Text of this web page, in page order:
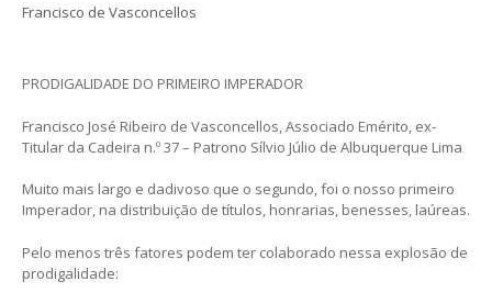
Francisco de Vasconcellos
PRODIGALIDADE DO PRIMEIRO IMPERADOR
Francisco José Ribeiro de Vasconcellos, Associado Emérito, ex-
Titular da Cadeira n.º 37 – Patrono Sílvio Júlio de Albuquerque Lima
Muito mais largo e dadivoso que o segundo, foi o nosso primeiro
Imperador, na distribuição de títulos, honrarias, benesses, laúreas.
Pelo menos três fatores podem ter colaborado nessa explosão de
prodigalidade: